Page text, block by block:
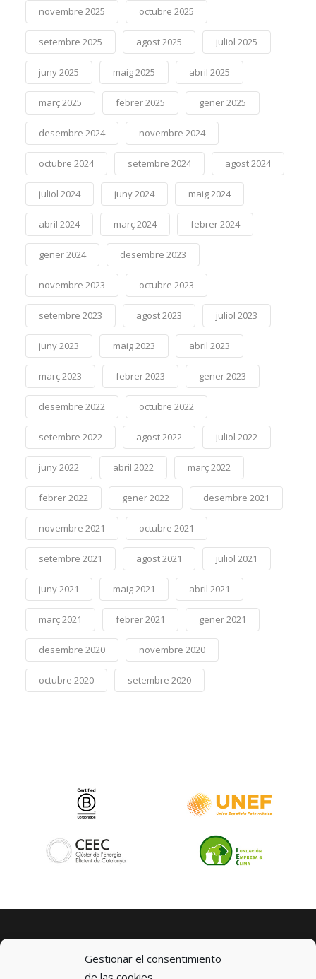
Gestionar el consentimiento
novembre 2025 octubre 2025
setembre 2025 agost 2025 juliol 2025
juny 2025 maig 2025 abril 2025
març 2025 febrer 2025 gener 2025
desembre 2024 novembre 2024
octubre 2024 setembre 2024 agost 2024
juliol 2024 juny 2024 maig 2024
abril 2024 març 2024 febrer 2024
gener 2024 desembre 2023
novembre 2023 octubre 2023
setembre 2023 agost 2023 juliol 2023
juny 2023 maig 2023 abril 2023
març 2023 febrer 2023 gener 2023
desembre 2022 octubre 2022
setembre 2022 agost 2022 juliol 2022
juny 2022 abril 2022 març 2022
febrer 2022 gener 2022 desembre 2021
novembre 2021 octubre 2021
setembre 2021 agost 2021 juliol 2021
juny 2021 maig 2021 abril 2021
març 2021 febrer 2021 gener 2021
desembre 2020 novembre 2020
octubre 2020 setembre 2020